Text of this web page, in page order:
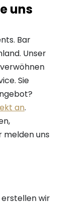
uns
Bar
Unser
Sie
an.
melden uns
wir